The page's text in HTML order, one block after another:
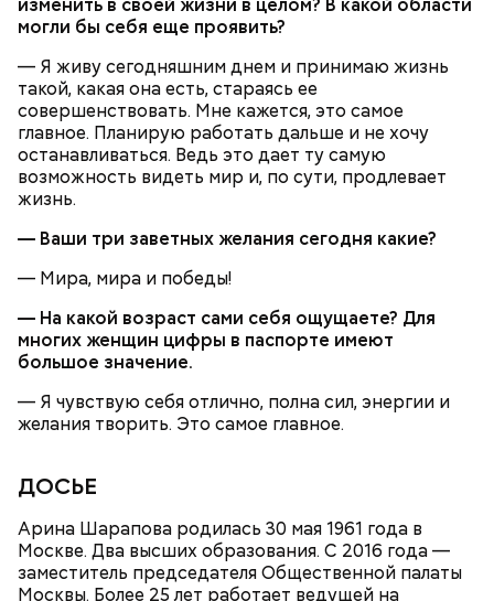
изменить в своей жизни в целом? В какой области
могли бы себя еще проявить?
— Я живу сегодняшним днем и принимаю жизнь
такой, какая она есть, стараясь ее
совершенствовать. Мне кажется, это самое
главное. Планирую работать дальше и не хочу
останавливаться. Ведь это дает ту самую
возможность видеть мир и, по сути, продлевает
жизнь.
— Ваши три заветных желания сегодня какие?
— Мира, мира и победы!
— На какой возраст сами себя ощущаете? Для
многих женщин цифры в паспорте имеют
большое значение.
— Я чувствую себя отлично, полна сил, энергии и
желания творить. Это самое главное.
ДОСЬЕ
Арина Шарапова родилась 30 мая 1961 года в
Москве. Два высших образования. С 2016 года —
заместитель председателя Общественной палаты
Москвы. Более 25 лет работает ведущей на
Праздник любви
водили хороводы в виноградниках, а юноши